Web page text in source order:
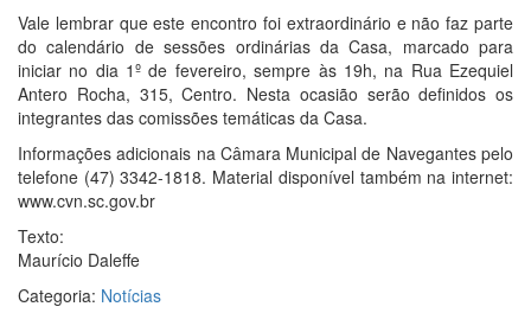
Vale lembrar que este encontro foi extraordinário e não faz parte
do calendário de sessões ordinárias da Casa, marcado para
iniciar no dia 1º de fevereiro, sempre às 19h, na Rua Ezequiel
Antero Rocha, 315, Centro. Nesta ocasião serão definidos os
integrantes das comissões temáticas da Casa.
Informações adicionais na Câmara Municipal de Navegantes pelo
telefone (47) 3342-1818. Material disponível também na internet:
www.cvn.sc.gov.br
Texto:
Maurício Daleffe
Categoria: Notícias